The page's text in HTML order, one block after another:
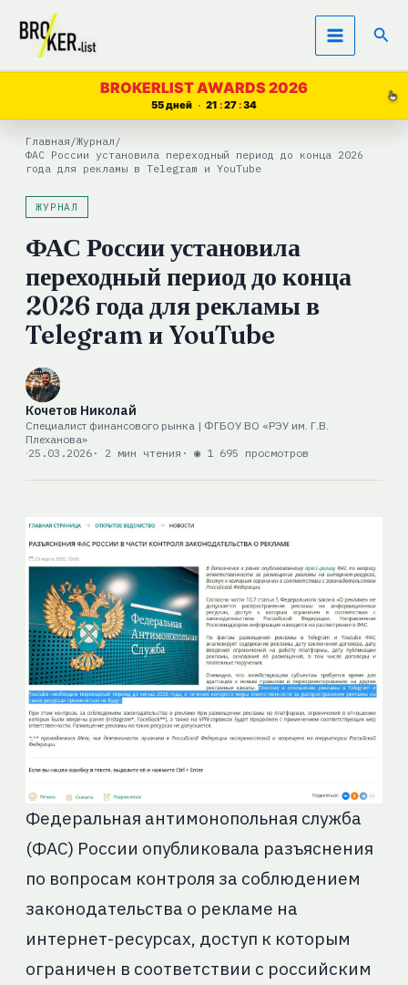
Перейти
содержимому
BROKERLIST AWARDS 2026
55 дней 21 27 33
Главная /Журнал /
ФАС России установила переходный период до конца 2026
года для рекламы в Telegram и YouTube
ЖУРНАЛ
ФАС России установила
переходный период до конца
2026 года для рекламы в
Telegram и YouTube
Кочетов Николай
Специалист финансового рынка | ФГБОУ ВО «РЭУ им. Г.В.
Плеханова»
25.03.2026· 2 мин чтения · ◉ 1 695 просмотров
Федеральная антимонопольная служба
(ФАС) России опубликовала разъяснения
по вопросам контроля за соблюдением
законодательства о рекламе на
интернет-ресурсах, доступ к которым
ограничен в соответствии с российским